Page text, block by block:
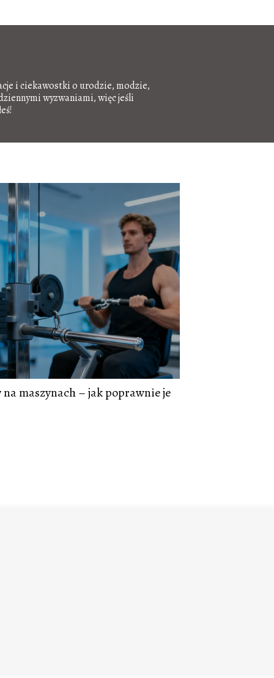
i ciekawostki o urodzie, modzie,
wyzwaniami, więc jeśli
maszynach – jak poprawnie je